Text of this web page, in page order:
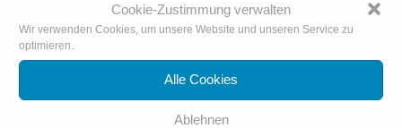
Cookie-Zustimmung verwalten
Wir verwenden Cookies, um unsere Website und unseren Service zu
optimieren.
Alle Cookies
Ablehnen
Triell